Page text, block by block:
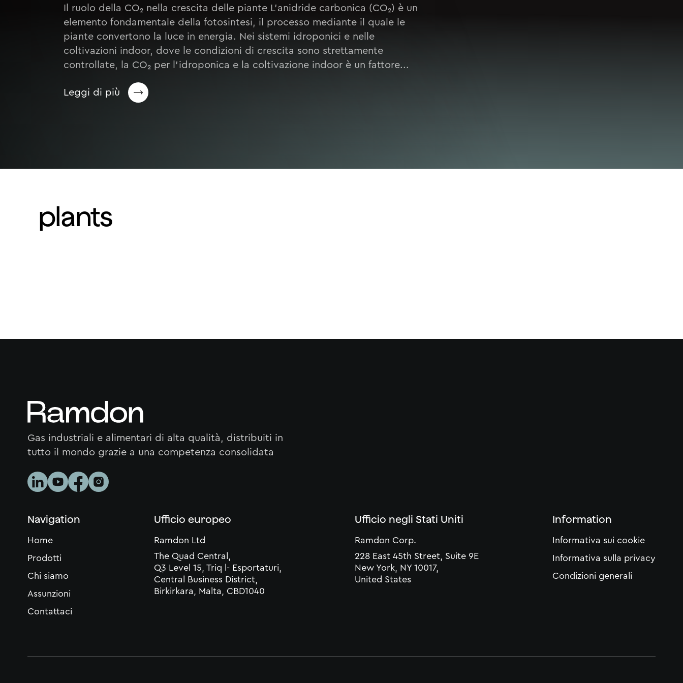
Il ruolo della CO₂ nella crescita delle piante L’anidride carbonica (CO₂) è un
elemento fondamentale della fotosintesi, il processo mediante il quale le
piante convertono la luce in energia. Nei sistemi idroponici e nelle
coltivazioni indoor, dove le condizioni di crescita sono strettamente
controllate, la CO₂ per l’idroponica e la coltivazione indoor è un fattore...
Leggi di più
plants
Gas industriali e alimentari di alta qualità, distribuiti in
tutto il mondo grazie a una competenza consolidata
Navigation
Home
Prodotti
Chi siamo
Assunzioni
Contattaci
Ufficio europeo
Ramdon Ltd
The Quad Central,
Q3 Level 15, Triq l- Esportaturi,
Central Business District,
Birkirkara, Malta, CBD1040
Ufficio negli Stati Uniti
Ramdon Corp.
228 East 45th Street, Suite 9E
New York, NY 10017,
United States
Information
Informativa sui cookie
Informativa sulla privacy
Condizioni generali